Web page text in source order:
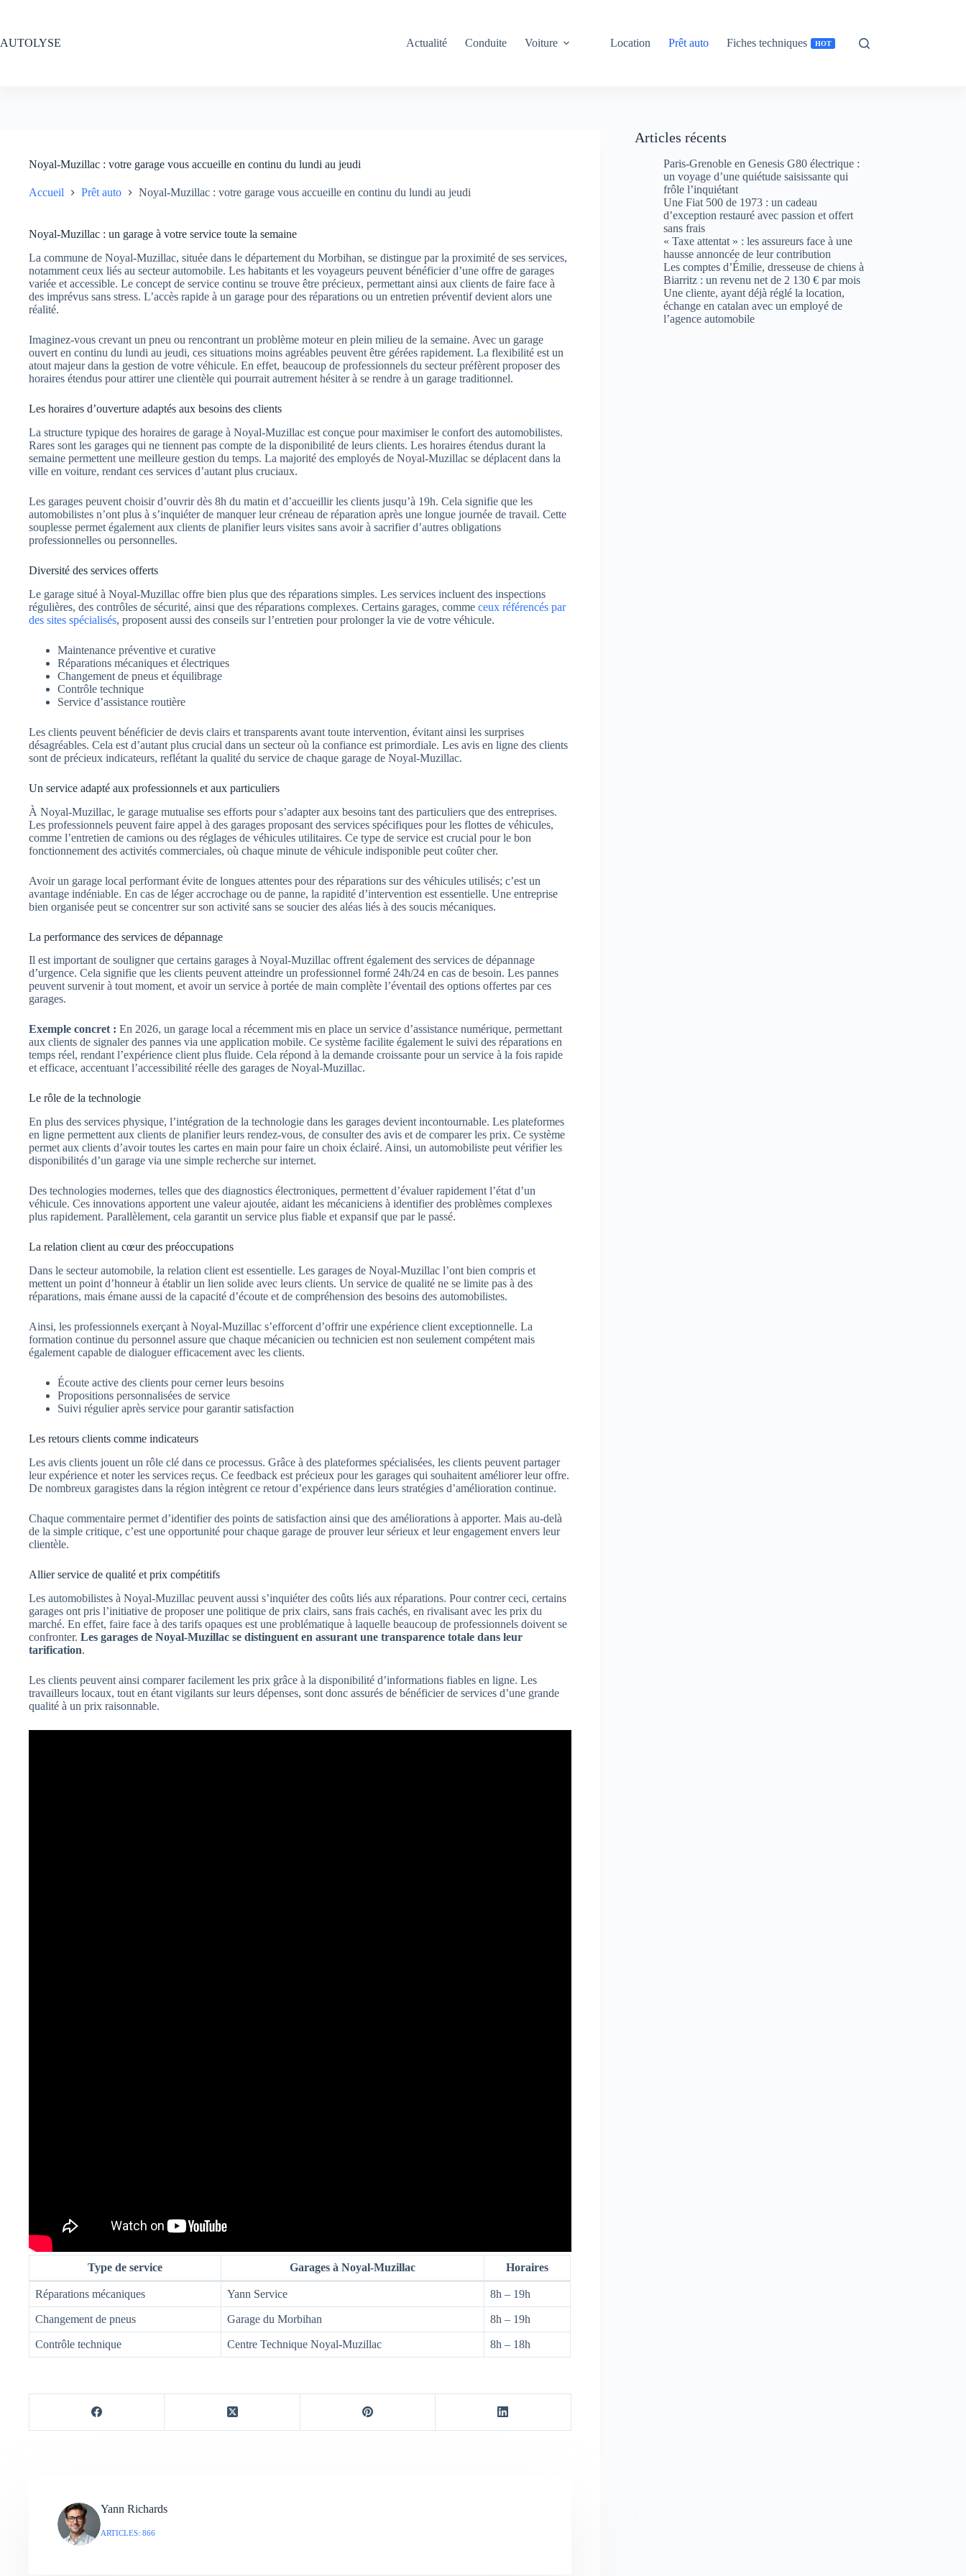
AUTOLYSE
Actualité Conduite Voiture Location Prêt auto Fiches techniques HOT
Noyal-Muzillac : votre garage vous accueille en continu du lundi au jeudi
Accueil Prêt auto Noyal-Muzillac : votre garage vous accueille en continu du lundi au jeudi
Noyal-Muzillac : un garage à votre service toute la semaine
La commune de Noyal-Muzillac, située dans le département du Morbihan, se distingue par la proximité de ses services,
notamment ceux liés au secteur automobile. Les habitants et les voyageurs peuvent bénéficier d’une offre de garages
variée et accessible. Le concept de service continu se trouve être précieux, permettant ainsi aux clients de faire face à
des imprévus sans stress. L’accès rapide à un garage pour des réparations ou un entretien préventif devient alors une
réalité.
Imaginez-vous crevant un pneu ou rencontrant un problème moteur en plein milieu de la semaine. Avec un garage
ouvert en continu du lundi au jeudi, ces situations moins agréables peuvent être gérées rapidement. La flexibilité est un
atout majeur dans la gestion de votre véhicule. En effet, beaucoup de professionnels du secteur préfèrent proposer des
horaires étendus pour attirer une clientèle qui pourrait autrement hésiter à se rendre à un garage traditionnel.
Les horaires d’ouverture adaptés aux besoins des clients
La structure typique des horaires de garage à Noyal-Muzillac est conçue pour maximiser le confort des automobilistes.
Rares sont les garages qui ne tiennent pas compte de la disponibilité de leurs clients. Les horaires étendus durant la
semaine permettent une meilleure gestion du temps. La majorité des employés de Noyal-Muzillac se déplacent dans la
ville en voiture, rendant ces services d’autant plus cruciaux.
Les garages peuvent choisir d’ouvrir dès 8h du matin et d’accueillir les clients jusqu’à 19h. Cela signifie que les
automobilistes n’ont plus à s’inquiéter de manquer leur créneau de réparation après une longue journée de travail. Cette
souplesse permet également aux clients de planifier leurs visites sans avoir à sacrifier d’autres obligations
professionnelles ou personnelles.
Diversité des services offerts
Le garage situé à Noyal-Muzillac offre bien plus que des réparations simples. Les services incluent des inspections
régulières, des contrôles de sécurité, ainsi que des réparations complexes. Certains garages, comme ceux référencés par
des sites spécialisés, proposent aussi des conseils sur l’entretien pour prolonger la vie de votre véhicule.
Maintenance préventive et curative
Réparations mécaniques et électriques
Changement de pneus et équilibrage
Contrôle technique
Service d’assistance routière
Les clients peuvent bénéficier de devis clairs et transparents avant toute intervention, évitant ainsi les surprises
désagréables. Cela est d’autant plus crucial dans un secteur où la confiance est primordiale. Les avis en ligne des clients
sont de précieux indicateurs, reflétant la qualité du service de chaque garage de Noyal-Muzillac.
Un service adapté aux professionnels et aux particuliers
À Noyal-Muzillac, le garage mutualise ses efforts pour s’adapter aux besoins tant des particuliers que des entreprises.
Les professionnels peuvent faire appel à des garages proposant des services spécifiques pour les flottes de véhicules,
comme l’entretien de camions ou des réglages de véhicules utilitaires. Ce type de service est crucial pour le bon
fonctionnement des activités commerciales, où chaque minute de véhicule indisponible peut coûter cher.
Avoir un garage local performant évite de longues attentes pour des réparations sur des véhicules utilisés; c’est un
avantage indéniable. En cas de léger accrochage ou de panne, la rapidité d’intervention est essentielle. Une entreprise
bien organisée peut se concentrer sur son activité sans se soucier des aléas liés à des soucis mécaniques.
La performance des services de dépannage
Il est important de souligner que certains garages à Noyal-Muzillac offrent également des services de dépannage
d’urgence. Cela signifie que les clients peuvent atteindre un professionnel formé 24h/24 en cas de besoin. Les pannes
peuvent survenir à tout moment, et avoir un service à portée de main complète l’éventail des options offertes par ces
garages.
Exemple concret : En 2026, un garage local a récemment mis en place un service d’assistance numérique, permettant
aux clients de signaler des pannes via une application mobile. Ce système facilite également le suivi des réparations en
temps réel, rendant l’expérience client plus fluide. Cela répond à la demande croissante pour un service à la fois rapide
et efficace, accentuant l’accessibilité réelle des garages de Noyal-Muzillac.
Le rôle de la technologie
En plus des services physique, l’intégration de la technologie dans les garages devient incontournable. Les plateformes
en ligne permettent aux clients de planifier leurs rendez-vous, de consulter des avis et de comparer les prix. Ce système
permet aux clients d’avoir toutes les cartes en main pour faire un choix éclairé. Ainsi, un automobiliste peut vérifier les
disponibilités d’un garage via une simple recherche sur internet.
Des technologies modernes, telles que des diagnostics électroniques, permettent d’évaluer rapidement l’état d’un
véhicule. Ces innovations apportent une valeur ajoutée, aidant les mécaniciens à identifier des problèmes complexes
plus rapidement. Parallèlement, cela garantit un service plus fiable et expansif que par le passé.
La relation client au cœur des préoccupations
Dans le secteur automobile, la relation client est essentielle. Les garages de Noyal-Muzillac l’ont bien compris et
mettent un point d’honneur à établir un lien solide avec leurs clients. Un service de qualité ne se limite pas à des
réparations, mais émane aussi de la capacité d’écoute et de compréhension des besoins des automobilistes.
Ainsi, les professionnels exerçant à Noyal-Muzillac s’efforcent d’offrir une expérience client exceptionnelle. La
formation continue du personnel assure que chaque mécanicien ou technicien est non seulement compétent mais
également capable de dialoguer efficacement avec les clients.
Écoute active des clients pour cerner leurs besoins
Propositions personnalisées de service
Suivi régulier après service pour garantir satisfaction
Les retours clients comme indicateurs
Les avis clients jouent un rôle clé dans ce processus. Grâce à des plateformes spécialisées, les clients peuvent partager
leur expérience et noter les services reçus. Ce feedback est précieux pour les garages qui souhaitent améliorer leur offre.
De nombreux garagistes dans la région intègrent ce retour d’expérience dans leurs stratégies d’amélioration continue.
Chaque commentaire permet d’identifier des points de satisfaction ainsi que des améliorations à apporter. Mais au-delà
de la simple critique, c’est une opportunité pour chaque garage de prouver leur sérieux et leur engagement envers leur
clientèle.
Allier service de qualité et prix compétitifs
Les automobilistes à Noyal-Muzillac peuvent aussi s’inquiéter des coûts liés aux réparations. Pour contrer ceci, certains
garages ont pris l’initiative de proposer une politique de prix clairs, sans frais cachés, en rivalisant avec les prix du
marché. En effet, faire face à des tarifs opaques est une problématique à laquelle beaucoup de professionnels doivent se
confronter. Les garages de Noyal-Muzillac se distinguent en assurant une transparence totale dans leur
tarification.
Les clients peuvent ainsi comparer facilement les prix grâce à la disponibilité d’informations fiables en ligne. Les
travailleurs locaux, tout en étant vigilants sur leurs dépenses, sont donc assurés de bénéficier de services d’une grande
qualité à un prix raisonnable.
Type de service Garages à Noyal-Muzillac Horaires
Réparations mécaniques Yann Service 8h – 19h
Changement de pneus Garage du Morbihan 8h – 19h
Contrôle technique Centre Technique Noyal-Muzillac 8h – 18h
Yann Richards
ARTICLES: 866
Articles récents
Paris-Grenoble en Genesis G80 électrique :
un voyage d’une quiétude saisissante qui
frôle l’inquiétant
Une Fiat 500 de 1973 : un cadeau
d’exception restauré avec passion et offert
sans frais
« Taxe attentat » : les assureurs face à une
hausse annoncée de leur contribution
Les comptes d’Émilie, dresseuse de chiens à
Biarritz : un revenu net de 2 130 € par mois
Une cliente, ayant déjà réglé la location,
échange en catalan avec un employé de
l’agence automobile